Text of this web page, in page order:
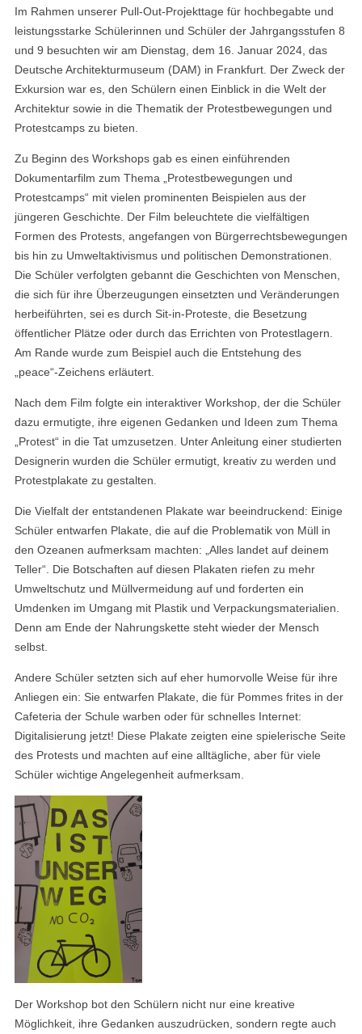
Im Rahmen unserer Pull-Out-Projekttage für hochbegabte und
leistungsstarke Schülerinnen und Schüler der Jahrgangsstufen 8
und 9 besuchten wir am Dienstag, dem 16. Januar 2024, das
Deutsche Architekturmuseum (DAM) in Frankfurt. Der Zweck der
Exkursion war es, den Schülern einen Einblick in die Welt der
Architektur sowie in die Thematik der Protestbewegungen und
Protestcamps zu bieten.
Zu Beginn des Workshops gab es einen einführenden
Dokumentarfilm zum Thema „Protestbewegungen und
Protestcamps“ mit vielen prominenten Beispielen aus der
jüngeren Geschichte. Der Film beleuchtete die vielfältigen
Formen des Protests, angefangen von Bürgerrechtsbewegungen
bis hin zu Umweltaktivismus und politischen Demonstrationen.
Die Schüler verfolgten gebannt die Geschichten von Menschen,
die sich für ihre Überzeugungen einsetzten und Veränderungen
herbeiführten, sei es durch Sit-in-Proteste, die Besetzung
öffentlicher Plätze oder durch das Errichten von Protestlagern.
Am Rande wurde zum Beispiel auch die Entstehung des
„peace“-Zeichens erläutert.
Nach dem Film folgte ein interaktiver Workshop, der die Schüler
dazu ermutigte, ihre eigenen Gedanken und Ideen zum Thema
„Protest“ in die Tat umzusetzen. Unter Anleitung einer studierten
Designerin wurden die Schüler ermutigt, kreativ zu werden und
Protestplakate zu gestalten.
Die Vielfalt der entstandenen Plakate war beeindruckend: Einige
Schüler entwarfen Plakate, die auf die Problematik von Müll in
den Ozeanen aufmerksam machten: „Alles landet auf deinem
Teller“. Die Botschaften auf diesen Plakaten riefen zu mehr
Umweltschutz und Müllvermeidung auf und forderten ein
Umdenken im Umgang mit Plastik und Verpackungsmaterialien.
Denn am Ende der Nahrungskette steht wieder der Mensch
selbst.
Andere Schüler setzten sich auf eher humorvolle Weise für ihre
Anliegen ein: Sie entwarfen Plakate, die für Pommes frites in der
Cafeteria der Schule warben oder für schnelles Internet:
Digitalisierung jetzt! Diese Plakate zeigten eine spielerische Seite
des Protests und machten auf eine alltägliche, aber für viele
Schüler wichtige Angelegenheit aufmerksam.
Der Workshop bot den Schülern nicht nur eine kreative
Möglichkeit, ihre Gedanken auszudrücken, sondern regte auch